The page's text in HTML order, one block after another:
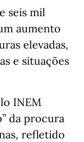
seis mil
aumento
elevadas,
e situações
INEM
da procura
refletido